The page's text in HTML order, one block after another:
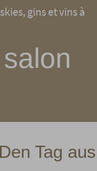
gins et vins à
Den Tag